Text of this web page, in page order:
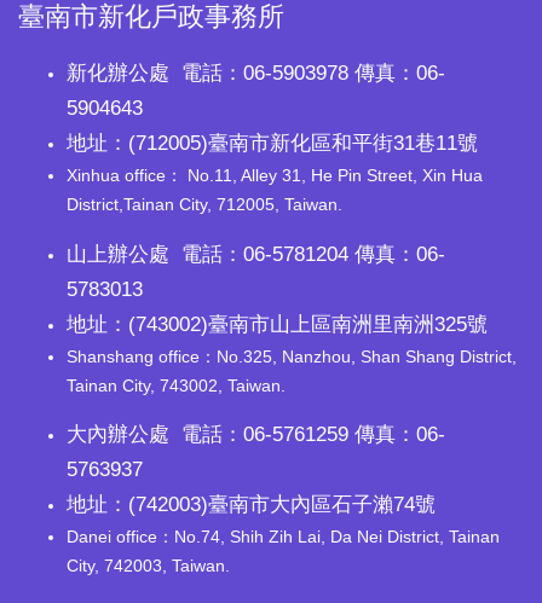
臺南市新化戶政事務所
新化辦公處 電話：06-5903978 傳真：06-
5904643
地址：(712005)臺南市新化區和平街31巷11號
Xinhua office： No.11, Alley 31, He Pin Street, Xin Hua
District,Tainan City, 712005, Taiwan.
山上辦公處 電話：06-5781204 傳真：06-
5783013
地址：(743002)臺南市山上區南洲里南洲325號
Shanshang office：No.325, Nanzhou, Shan Shang District,
Tainan City, 743002, Taiwan.
大內辦公處 電話：06-5761259 傳真：06-
5763937
地址：(742003)臺南市大內區石子瀨74號
Danei office：No.74, Shih Zih Lai, Da Nei District, Tainan
City, 742003, Taiwan.